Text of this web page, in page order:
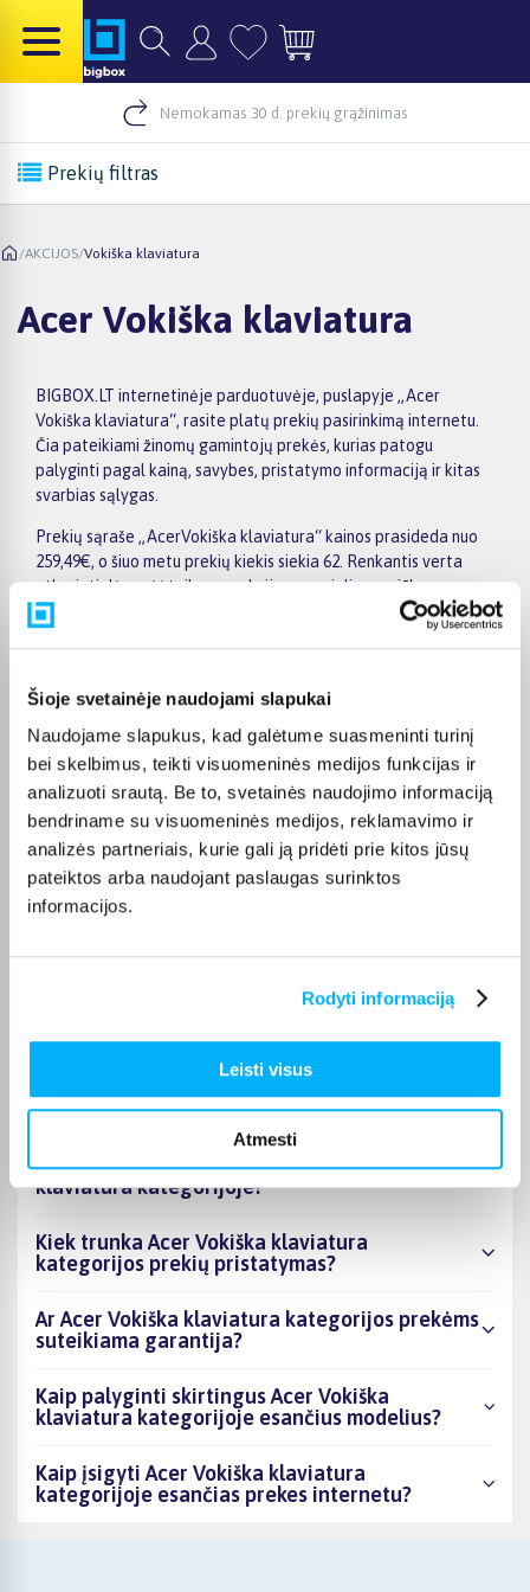
Šioje svetainėje naudojami slapukai
Naudojame slapukus, kad galėtume suasmeninti turinį
bei skelbimus, teikti visuomeninės medijos funkcijas ir
analizuoti srautą. Be to, svetainės naudojimo informaciją
bendriname su visuomeninės medijos, reklamavimo ir
analizės partneriais, kurie gali ją pridėti prie kitos jūsų
pateiktos arba naudojant paslaugas surinktos
informacijos.
Rodyti informaciją
Leisti visus
Atmesti
Nemokamas 30 d. prekių grąžinimas
Prekių filtras
/AKCIJOS/Vokiška klaviatura
Acer Vokiška klaviatura
BIGBOX.LT internetinėje parduotuvėje, puslapyje „Acer
Vokiška klaviatura“, rasite platų prekių pasirinkimą internetu.
Čia pateikiami žinomų gamintojų prekės, kurias patogu
palyginti pagal kainą, savybes, pristatymo informaciją ir kitas
svarbias sąlygas.
Prekių sąraše „AcerVokiška klaviatura“ kainos prasideda nuo
259,49€, o šiuo metu prekių kiekis siekia 62. Renkantis verta
atkreipti dėmesį į taikomas akcijas, specialius pasiūlymus,
techninius parametrus bei papildomas pirkimo sąlygas, kad
būtų lengviau išsirinkti geriausiai jūsų poreikius atitinkantį
Papildomi pasirinkimai ir prekių savybių filtrai padeda patogiai
susiaurinti asortimentą ir greičiau rasti tinkamą prekę.
Peržiūrėkite „AcerVokiška klaviatura“ pasiūlymus BIGBOX.LT,
palyginkite prekes ir pirkite internetu patogiai. Pasirinktą
prekę pristatysime per jos aprašyme nurodytą terminą.
Kokie Acer Vokiška klaviatura kategorijoje
esantys produktai šiuo metu populiariausi?
Kiek prekių yra Acer Vokiška klaviatura
kaina?
Ar BIGBOX.LT galima rasti akcijų Acer Vokiška
klaviatura kategorijoje?
Kiek trunka Acer Vokiška klaviatura
kategorijos prekių pristatymas?
Ar Acer Vokiška klaviatura kategorijos prekėms
suteikiama garantija?
Kaip palyginti skirtingus Acer Vokiška
klaviatura kategorijoje esančius modelius?
Kaip įsigyti Acer Vokiška klaviatura
kategorijoje esančias prekes internetu?